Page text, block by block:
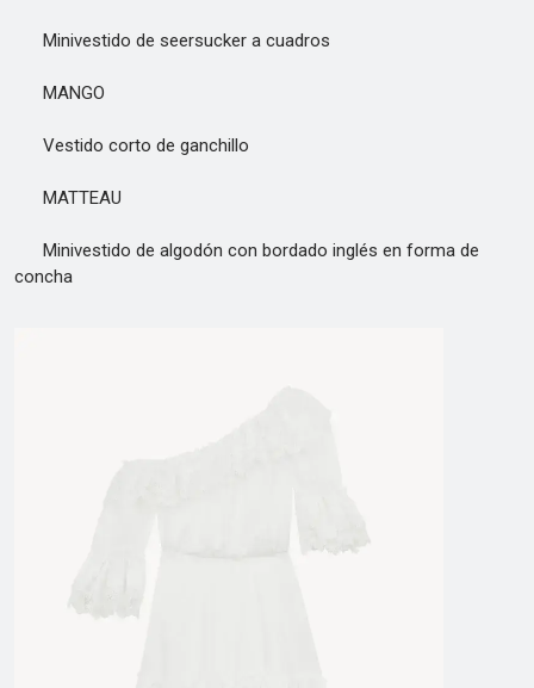
Minivestido de seersucker a cuadros
MANGO
Vestido corto de ganchillo
MATTEAU
Minivestido de algodón con bordado inglés en forma de
concha